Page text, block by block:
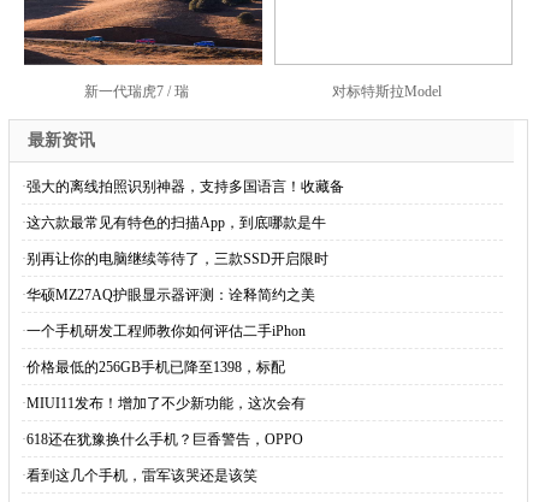
新一代瑞虎7 / 瑞 对标特斯拉Model
最新资讯
·强大的离线拍照识别神器，支持多国语言！收藏备
·这六款最常见有特色的扫描App，到底哪款是牛
·别再让你的电脑继续等待了，三款SSD开启限时
·华硕MZ27AQ护眼显示器评测：诠释简约之美
·一个手机研发工程师教你如何评估二手iPhon
·价格最低的256GB手机已降至1398，标配
·MIUI11发布！增加了不少新功能，这次会有
·618还在犹豫换什么手机？巨香警告，OPPO
·看到这几个手机，雷军该哭还是该笑